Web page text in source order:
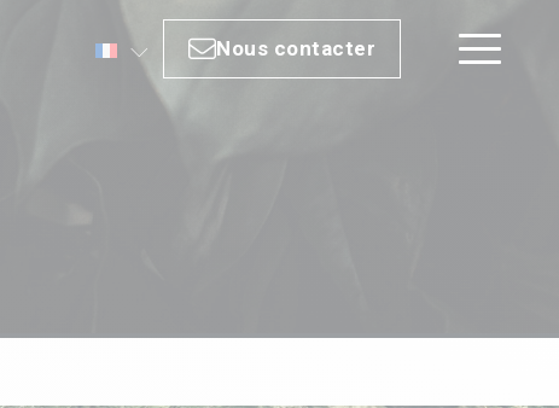
Nous contacter